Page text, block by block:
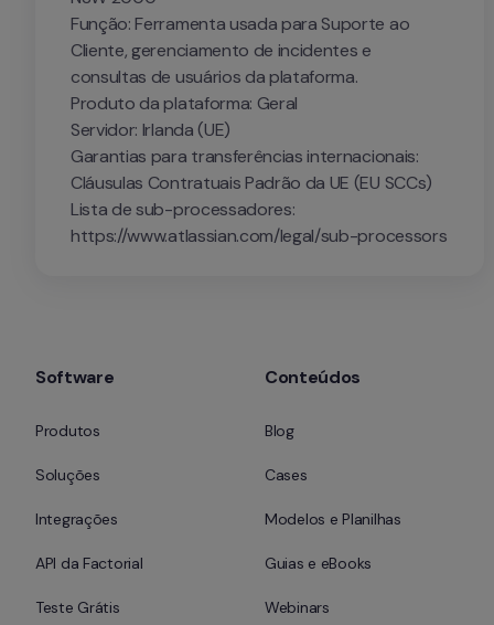
Função: Ferramenta usada para Suporte ao
Cliente, gerenciamento de incidentes e
consultas de usuários da plataforma.
Produto da plataforma: Geral
Servidor: Irlanda (UE)
Garantias para transferências internacionais:
Cláusulas Contratuais Padrão da UE (EU SCCs)
Lista de sub-processadores:
https://www.atlassian.com/legal/sub-processors
Software
Produtos
Soluções
Integrações
API da Factorial
Teste Grátis
Conteúdos
Blog
Cases
Modelos e Planilhas
Guias e eBooks
Webinars